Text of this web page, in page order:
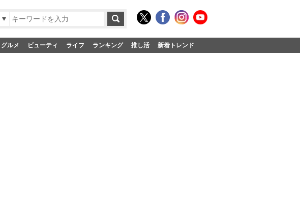
グルメ ビューティ ライフ ランキング 推し活 新着トレンド